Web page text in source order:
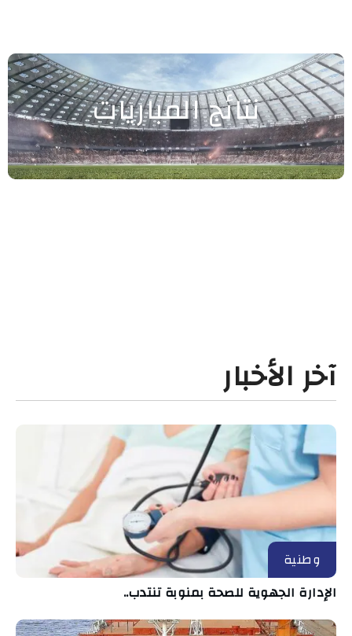
نتائج المباريات
آخر الأخبار
وطنية
الإدارة الجهوية للصحة بمنوبة تنتدب..